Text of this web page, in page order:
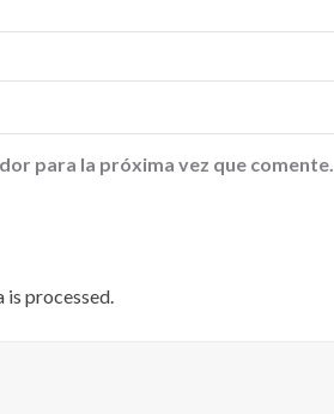
para la próxima vez que comente.
is processed.